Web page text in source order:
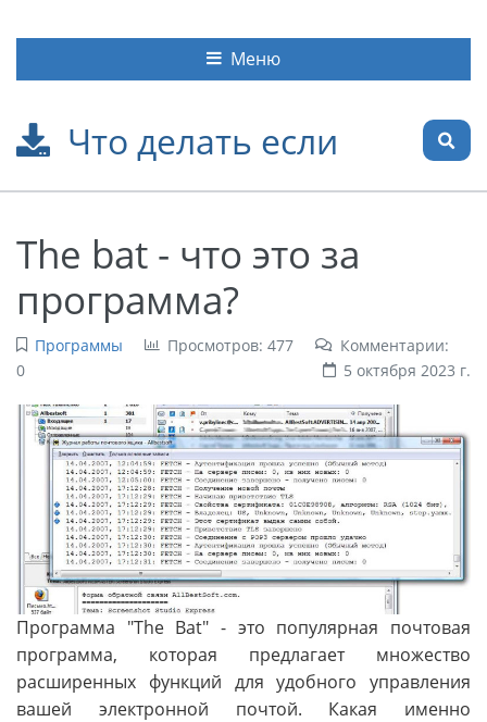
Что делать если
Меню
The bat - что это за
программа?
Программы Просмотров: 477
Комментарии:
0
5 октября 2023 г.
Программа "The Bat" - это популярная почтовая
программа, которая предлагает множество
расширенных функций для удобного управления
вашей электронной почтой. Какая именно